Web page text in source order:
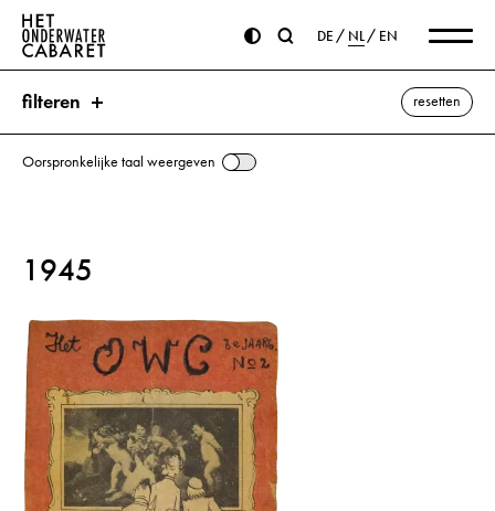
DE NL EN
filteren resetten
van Eyck, Jan ⌫
Brouwer, Adriaen
Canal (Canaletto), Giovanni Antonio
Cuyp, Aelbert Jacobsz
Dürer, Albrecht
Ostade, Adriaen von
Rubens, Peter Paul
Tizian
van de Velde, Adriaen
van der Weyden, Rogier
Oorspronkelijke taal weergeven
1945